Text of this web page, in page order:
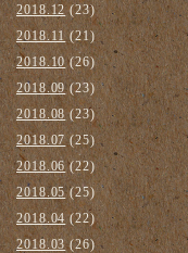
2018.12 (23)
2018.11 (21)
2018.10(26)
2018.09(23)
2018.08 (23)
2018.07(25)
2018.06(22)
2018.05(25)
2018.04 (22)
2018.03(26)